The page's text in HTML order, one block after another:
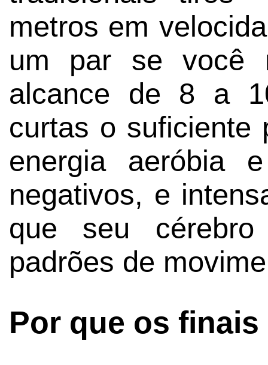
metros em
um par se você
alcance de 8 a
curtas o suficiente
energia aeróbia
negativos, e
que seu
padrões de
Por que os